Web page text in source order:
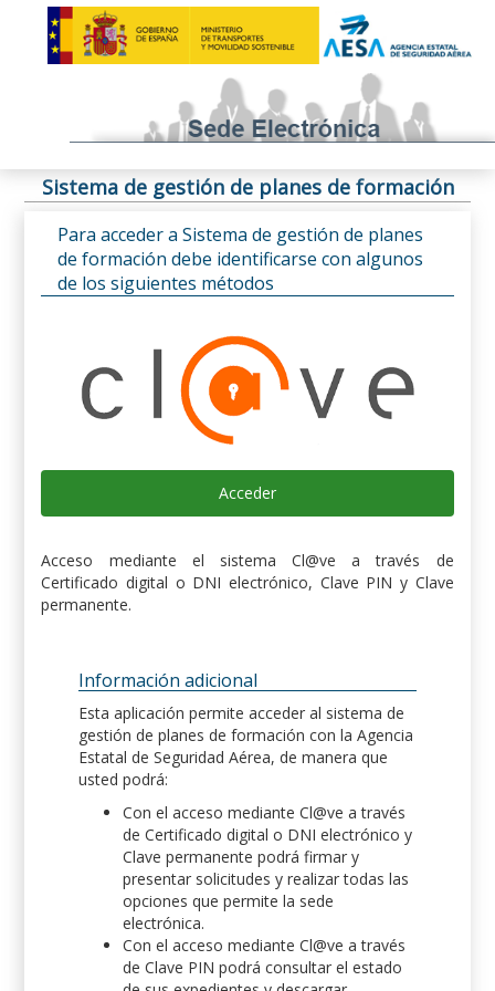
Sistema de gestión de planes de formación
Para acceder a Sistema de gestión de planes
de formación debe identificarse con algunos
de los siguientes métodos
Acceder
Acceso mediante el sistema Cl@ve a través de
Certificado digital o DNI electrónico, Clave PIN y Clave
permanente.
Información adicional
Esta aplicación permite acceder al sistema de
gestión de planes de formación con la Agencia
Estatal de Seguridad Aérea, de manera que
usted podrá:
Con el acceso mediante Cl@ve a través
de Certificado digital o DNI electrónico y
Clave permanente podrá firmar y
presentar solicitudes y realizar todas las
opciones que permite la sede
electrónica.
Con el acceso mediante Cl@ve a través
de Clave PIN podrá consultar el estado